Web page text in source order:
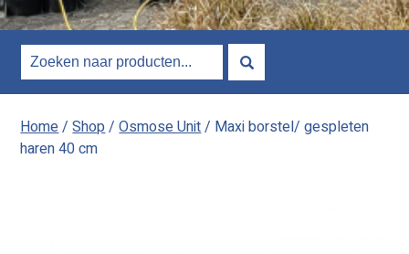
Home/Shop/Osmose Unit/ Maxi borstel/ gespleten
haren 40 cm